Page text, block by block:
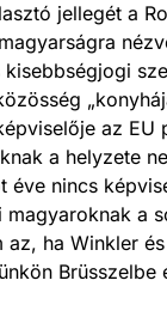
jellegét a
az EU
a helyzete
éve nincs
a
ha Winkler
Brüsszelbe